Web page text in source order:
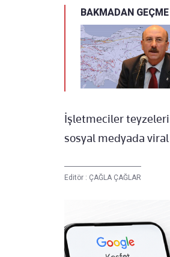
BAKMADAN GEÇME
İşletmeciler teyzeleri
sosyal medyada
Editör : ÇAĞLA ÇAĞLAR